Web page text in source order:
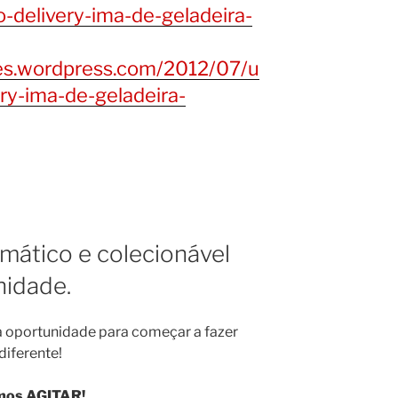
delivery-ima-de-geladeira-
2012/07/u
ima-de-geladeira-
e colecionável
para começar a fazer